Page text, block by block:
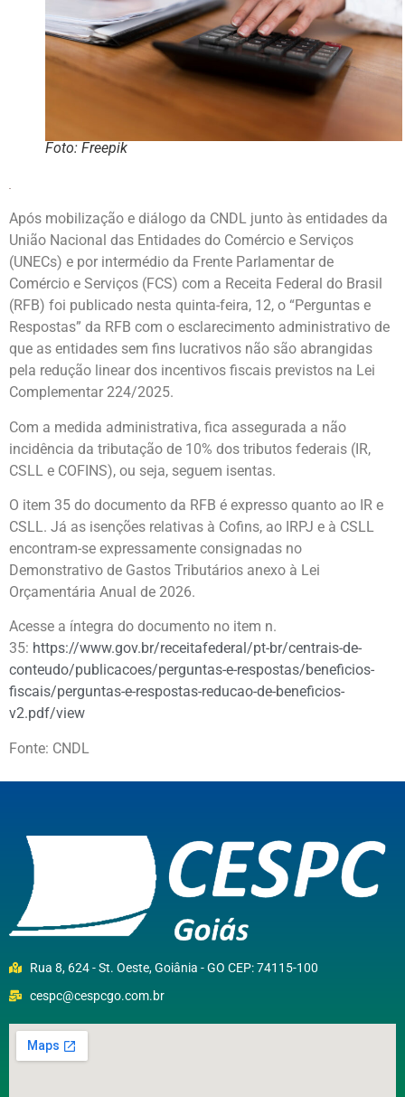
Foto: Freepik
Após mobilização e diálogo da CNDL junto às entidades da
União Nacional das Entidades do Comércio e Serviços
(UNECs) e por intermédio da Frente Parlamentar de
Comércio e Serviços (FCS) com a Receita Federal do Brasil
(RFB) foi publicado nesta quinta-feira, 12, o “Perguntas e
Respostas” da RFB com o esclarecimento administrativo de
que as entidades sem fins lucrativos não são abrangidas
pela redução linear dos incentivos fiscais previstos na Lei
Complementar 224/2025.
Com a medida administrativa, fica assegurada a não
incidência da tributação de 10% dos tributos federais (IR,
CSLL e COFINS), ou seja, seguem isentas.
O item 35 do documento da RFB é expresso quanto ao IR e
CSLL. Já as isenções relativas à Cofins, ao IRPJ e à CSLL
encontram-se expressamente consignadas no
Demonstrativo de Gastos Tributários anexo à Lei
Orçamentária Anual de 2026.
Acesse a íntegra do documento no item n.
35: https://www.gov.br/receitafederal/pt-br/centrais-de-
conteudo/publicacoes/perguntas-e-respostas/beneficios-
fiscais/perguntas-e-respostas-reducao-de-beneficios-
v2.pdf/view
Fonte: CNDL
Rua 8, 624 - St. Oeste, Goiânia - GO CEP: 74115-100
cespc@cespcgo.com.br